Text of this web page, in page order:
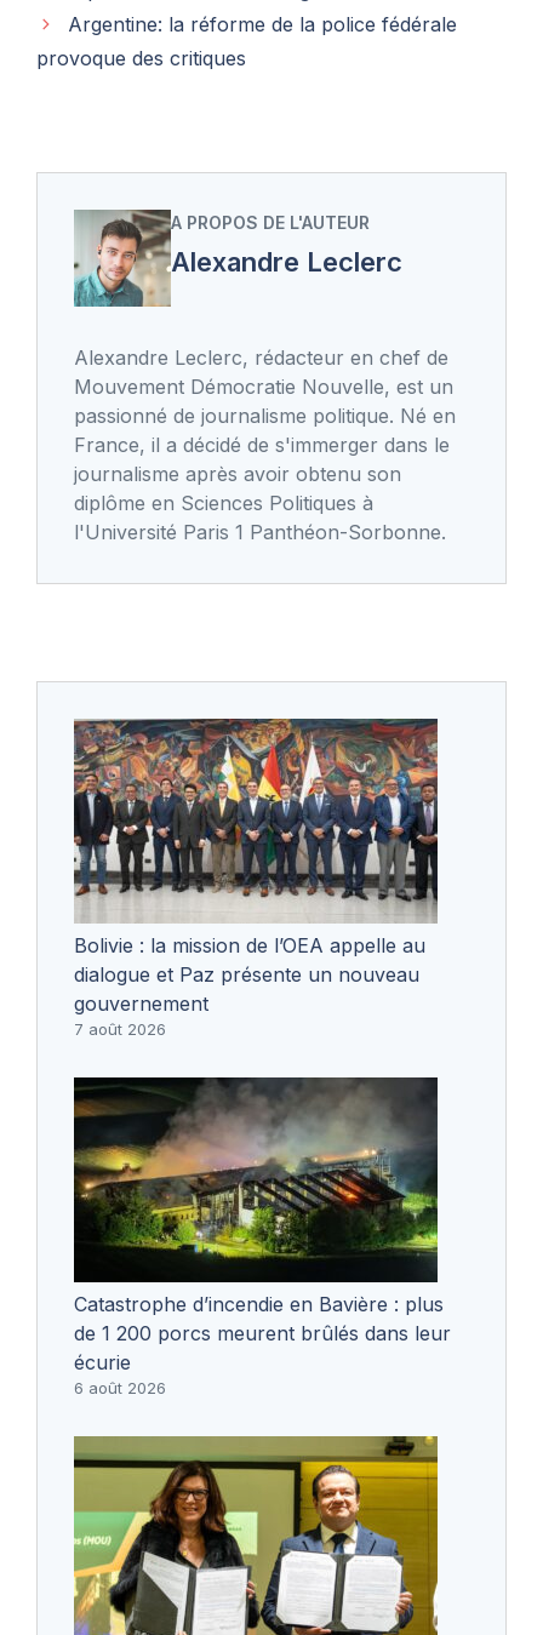
Argentine: la réforme de la police fédérale
provoque des critiques
A PROPOS DE L'AUTEUR
Alexandre Leclerc
Alexandre Leclerc, rédacteur en chef de
Mouvement Démocratie Nouvelle, est un
passionné de journalisme politique. Né en
France, il a décidé de s'immerger dans le
journalisme après avoir obtenu son
diplôme en Sciences Politiques à
l'Université Paris 1 Panthéon-Sorbonne.
Bolivie : la mission de l’OEA appelle au
dialogue et Paz présente un nouveau
gouvernement
7 août 2026
Catastrophe d’incendie en Bavière : plus
de 1 200 porcs meurent brûlés dans leur
écurie
6 août 2026